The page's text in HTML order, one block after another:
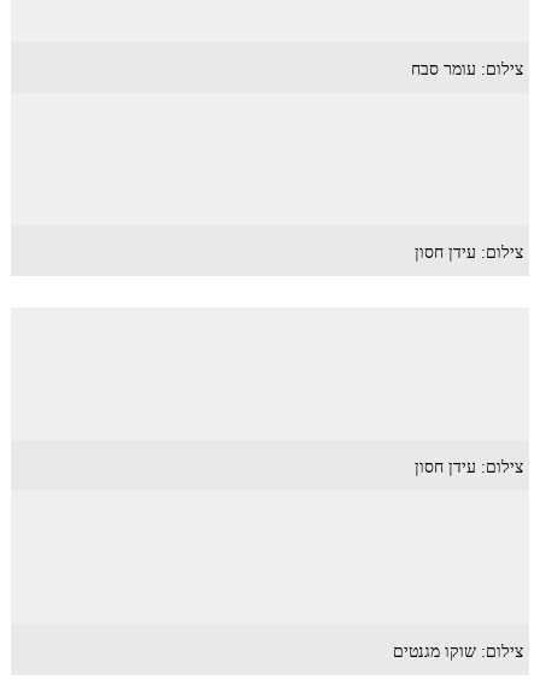
צילום: עומר סבח
צילום: עידן חסון
צילום: עידן חסון
צילום: שוקו מגנטים